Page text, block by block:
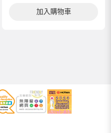
加入購物車